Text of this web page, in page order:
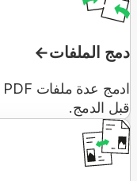
دمج الملفات
قبل الدمج.